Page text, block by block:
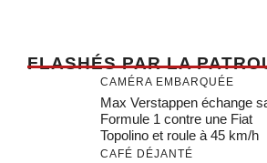
FLASHÉS PAR LA
CAMÉRA EMBARQUÉE
Max Verstappen échange
Formule 1 contre une Fiat
Topolino et roule à 45 km/h
CAFÉ DÉJANTÉ